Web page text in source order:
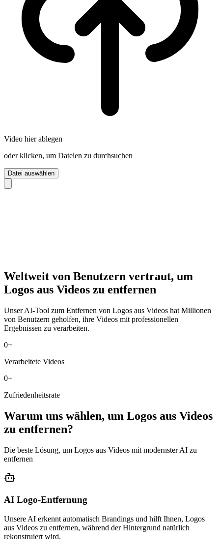
Video hier ablegen
oder klicken, um Dateien zu durchsuchen
Datei auswählen
Weltweit von Benutzern vertraut, um
Logos aus Videos zu entfernen
Unser AI-Tool zum Entfernen von Logos aus Videos hat Millionen
von Benutzern geholfen, ihre Videos mit professionellen
Ergebnissen zu verarbeiten.
0+
Verarbeitete Videos
0+
Zufriedenheitsrate
Warum uns wählen, um Logos aus Videos
zu entfernen?
Die beste Lösung, um Logos aus Videos mit modernster AI zu
entfernen
AI Logo-Entfernung
Unsere AI erkennt automatisch Brandings und hilft Ihnen, Logos
aus Videos zu entfernen, während der Hintergrund natürlich
rekonstruiert wird.